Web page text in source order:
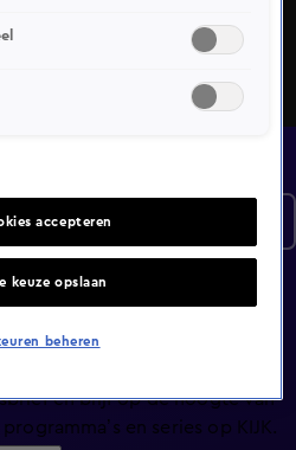
de ban van eierkoeken als
uitbrengt. De Toppers
en blijf op de hoogte van
en series op KIJK.
accepteren
keuze opslaan
beheren